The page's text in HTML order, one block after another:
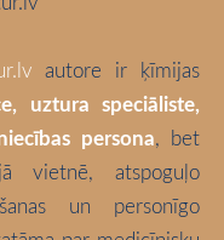
autore ir ķīmijas
uztura speciāliste,
persona, bet
vietnē, atspoguļo
un personīgo